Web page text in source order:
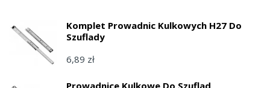
Komplet Prowadnic Kulkowych H27 Do
Szuflady
6,89 zł